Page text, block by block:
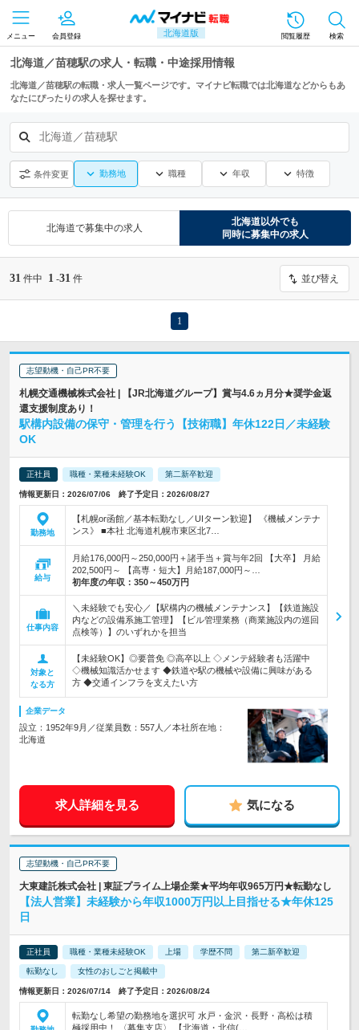
北海道版
メニュー 会員登録 閲覧履歴 検索
北海道／苗穂駅の求人・転職・中途採用情報
北海道／苗穂駅の転職・求人一覧ページです。マイナビ転職では北海道などからもあ
なたにぴったりの求人を探せます。
北海道／苗穂駅
条件変更 勤務地 職種 年収 特徴
北海道で募集中の求人
北海道以外でも
同時に募集中の求人
31 件中 1 -31 件 並び替え
1
志望動機・自己PR不要
札幌交通機械株式会社 | 【JR北海道グループ】賞与4.6ヵ月分★奨学金返
還支援制度あり！
駅構内設備の保守・管理を行う【技術職】年休122日／未経験
OK
正社員 職種・業種未経験OK 第二新卒歓迎
情報更新日：2026/07/06 終了予定日：2026/08/27
勤務地
【札幌or函館／基本転勤なし／UIターン歓迎】 《機械メンテナ
ンス》 ■本社 北海道札幌市東区北7…
給与
月給176,000円～250,000円＋諸手当＋賞与年2回 【大卒】 月給
202,500円～ 【高専・短大】月給187,000円～…
初年度の年収： 350～450万円
仕事内容
＼未経験でも安心／【駅構内の機械メンテナンス】【鉄道施設
内などの設備系施工管理】【ビル管理業務（商業施設内の巡回
点検等）】のいずれかを担当
対象と
なる方
【未経験OK】◎要普免 ◎高卒以上 ◇メンテ経験者も活躍中
◇機械知識活かせます ◆鉄道や駅の機械や設備に興味がある
方 ◆交通インフラを支えたい方
企業データ
設立：1952年9月／従業員数：557人／本社所在地：
北海道
求人詳細を見る 気になる
志望動機・自己PR不要
大東建託株式会社 | 東証プライム上場企業★平均年収965万円★転勤なし
【法人営業】未経験から年収1000万円以上目指せる★年休125
日
正社員 職種・業種未経験OK 上場 学歴不問 第二新卒歓迎
転勤なし 女性のおしごと掲載中
情報更新日：2026/07/14 終了予定日：2026/08/24
転勤なし希望の勤務地を選択可 水戸・金沢・長野・高松は積
極採用中！ 〈募集支店〉 【北海道・北信(…